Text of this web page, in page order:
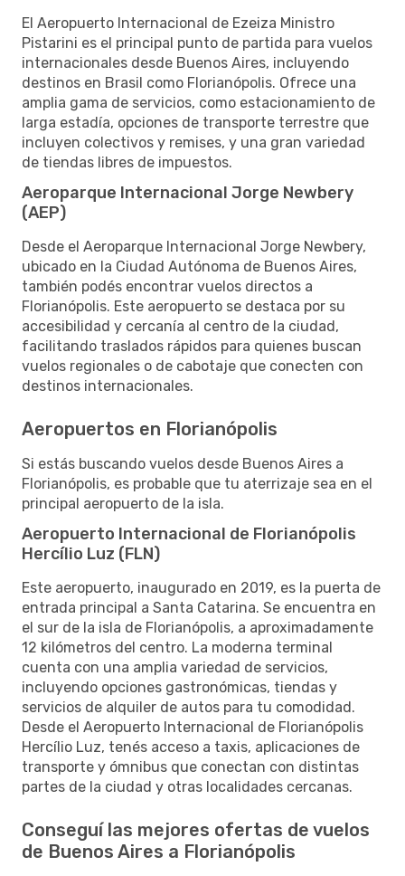
El Aeropuerto Internacional de Ezeiza Ministro
Pistarini es el principal punto de partida para vuelos
internacionales desde Buenos Aires, incluyendo
destinos en Brasil como Florianópolis. Ofrece una
amplia gama de servicios, como estacionamiento de
larga estadía, opciones de transporte terrestre que
incluyen colectivos y remises, y una gran variedad
de tiendas libres de impuestos.
Aeroparque Internacional Jorge Newbery
(AEP)
Desde el Aeroparque Internacional Jorge Newbery,
ubicado en la Ciudad Autónoma de Buenos Aires,
también podés encontrar vuelos directos a
Florianópolis. Este aeropuerto se destaca por su
accesibilidad y cercanía al centro de la ciudad,
facilitando traslados rápidos para quienes buscan
vuelos regionales o de cabotaje que conecten con
destinos internacionales.
Aeropuertos en Florianópolis
Si estás buscando vuelos desde Buenos Aires a
Florianópolis, es probable que tu aterrizaje sea en el
principal aeropuerto de la isla.
Aeropuerto Internacional de Florianópolis
Hercílio Luz (FLN)
Este aeropuerto, inaugurado en 2019, es la puerta de
entrada principal a Santa Catarina. Se encuentra en
el sur de la isla de Florianópolis, a aproximadamente
12 kilómetros del centro. La moderna terminal
cuenta con una amplia variedad de servicios,
incluyendo opciones gastronómicas, tiendas y
servicios de alquiler de autos para tu comodidad.
Desde el Aeropuerto Internacional de Florianópolis
Hercílio Luz, tenés acceso a taxis, aplicaciones de
transporte y ómnibus que conectan con distintas
partes de la ciudad y otras localidades cercanas.
Conseguí las mejores ofertas de vuelos
de Buenos Aires a Florianópolis